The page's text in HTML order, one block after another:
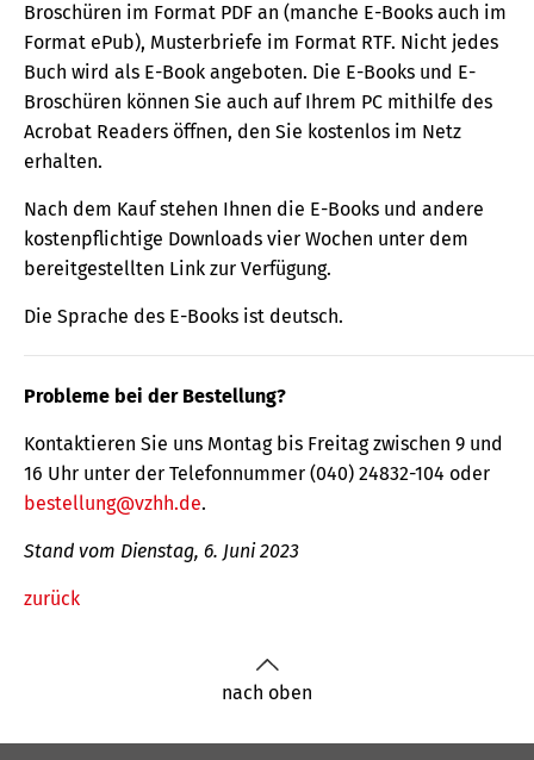
Broschüren im Format PDF an (manche E-Books auch im
Format ePub), Musterbriefe im Format RTF. Nicht jedes
Buch wird als E-Book angeboten. Die E-Books und E-
Broschüren können Sie auch auf Ihrem PC mithilfe des
Acrobat Readers öffnen, den Sie kostenlos im Netz
erhalten.
Nach dem Kauf stehen Ihnen die E-Books und andere
kostenpflichtige Downloads vier Wochen unter dem
bereitgestellten Link zur Verfügung.
Die Sprache des E-Books ist deutsch.
Probleme bei der Bestellung?
Kontaktieren Sie uns Montag bis Freitag zwischen 9 und
16 Uhr unter der Telefonnummer (040) 24832-104 oder
bestellung@vzhh.de.
Stand vom Dienstag, 6. Juni 2023
zurück
nach oben